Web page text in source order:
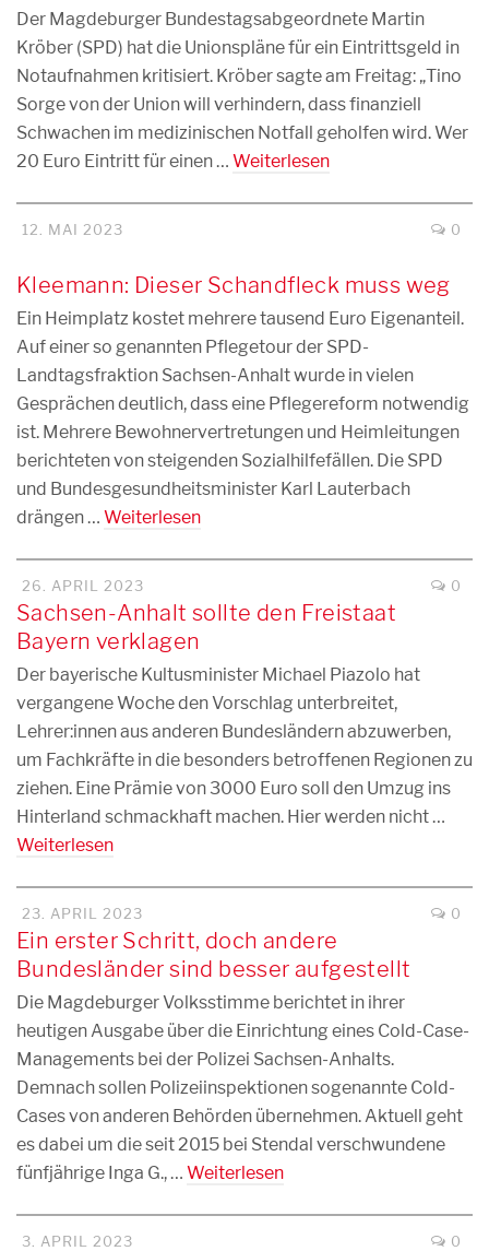
Der Magdeburger Bundestagsabgeordnete Martin
Kröber (SPD) hat die Unionspläne für ein Eintrittsgeld in
Notaufnahmen kritisiert. Kröber sagte am Freitag: „Tino
Sorge von der Union will verhindern, dass finanziell
Schwachen im medizinischen Notfall geholfen wird. Wer
20 Euro Eintritt für einen … Weiterlesen
12. MAI 2023 0
Kleemann: Dieser Schandfleck muss weg
Ein Heimplatz kostet mehrere tausend Euro Eigenanteil.
Auf einer so genannten Pflegetour der SPD-
Landtagsfraktion Sachsen-Anhalt wurde in vielen
Gesprächen deutlich, dass eine Pflegereform notwendig
ist. Mehrere Bewohnervertretungen und Heimleitungen
berichteten von steigenden Sozialhilfefällen. Die SPD
und Bundesgesundheitsminister Karl Lauterbach
drängen … Weiterlesen
26. APRIL 2023 0
Sachsen-Anhalt sollte den Freistaat
Bayern verklagen
Der bayerische Kultusminister Michael Piazolo hat
vergangene Woche den Vorschlag unterbreitet,
Lehrer:innen aus anderen Bundesländern abzuwerben,
um Fachkräfte in die besonders betroffenen Regionen zu
ziehen. Eine Prämie von 3000 Euro soll den Umzug ins
Hinterland schmackhaft machen. Hier werden nicht …
Weiterlesen
23. APRIL 2023 0
Ein erster Schritt, doch andere
Bundesländer sind besser aufgestellt
Die Magdeburger Volksstimme berichtet in ihrer
heutigen Ausgabe über die Einrichtung eines Cold-Case-
Managements bei der Polizei Sachsen-Anhalts.
Demnach sollen Polizeiinspektionen sogenannte Cold-
Cases von anderen Behörden übernehmen. Aktuell geht
es dabei um die seit 2015 bei Stendal verschwundene
fünfjährige Inga G., … Weiterlesen
3. APRIL 2023 0